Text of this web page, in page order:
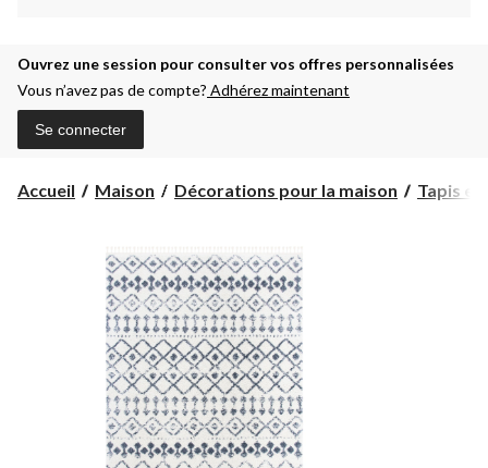
Ouvrez une session pour consulter vos offres personnalisées
Vous n’avez pas de compte? Adhérez maintenant
Se connecter
Accueil Maison Décorations pour la maison Tapis et